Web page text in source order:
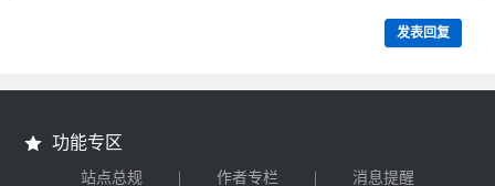
发表回复
功能专区
站点总规 | 作者专栏 | 消息提醒